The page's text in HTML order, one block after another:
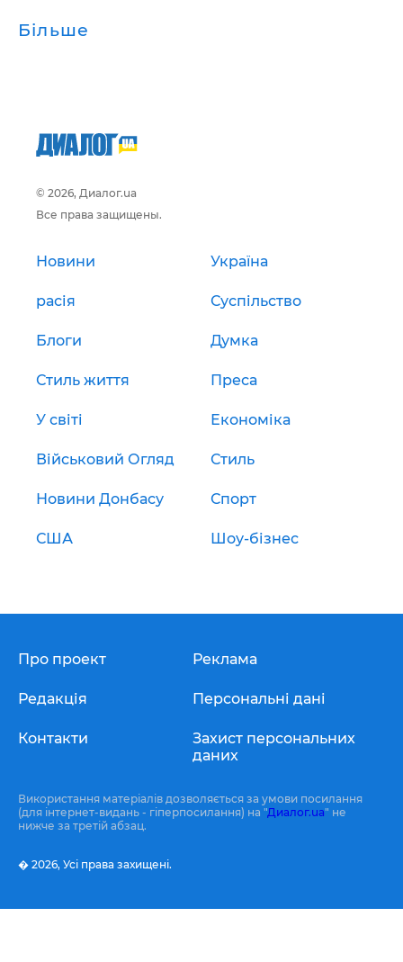
Більше
© 2026, Диалог.ua
Все права защищены.
Новини Україна
расія Суспільство
Блоги Думка
Стиль життя Преса
У світі Економіка
Військовий Огляд Стиль
Новини Донбасу Спорт
США Шоу-бізнес
Про проект
Редакція
Контакти
Реклама
Персональні дані
Захист персональних
даних
Використання матеріалів дозволяється за умови посилання
(для інтернет-видань - гіперпосилання) на "Диалог.ua" не
нижче за третій абзац.
� 2026, Усі права захищені.